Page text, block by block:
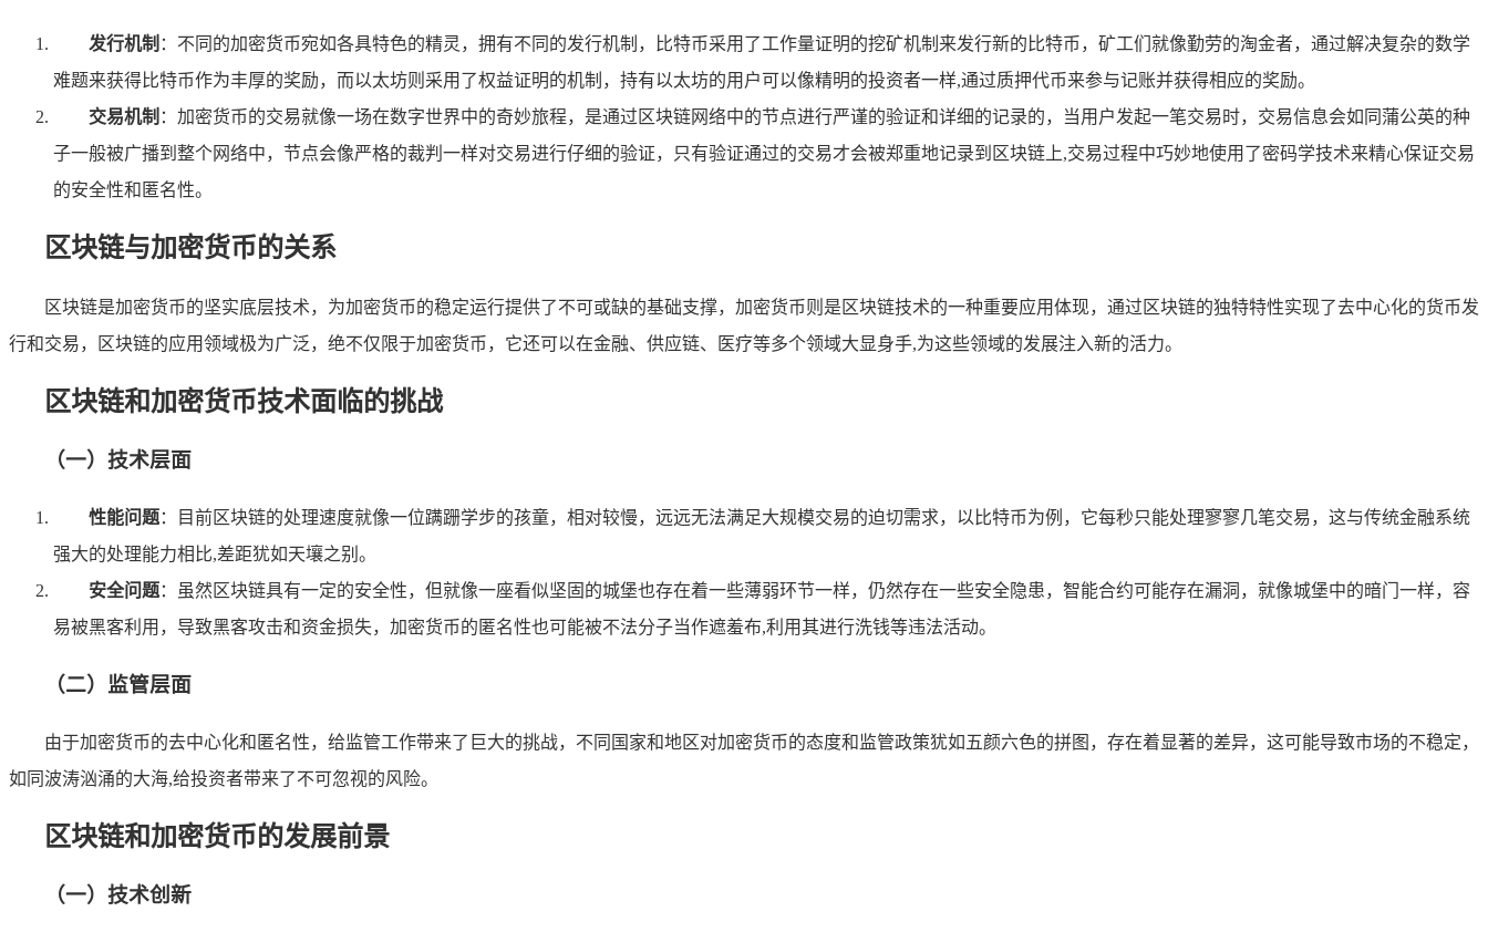
发行机制 ：不同的加密货币宛如各具特色的精灵，拥有不同的发行机制，比特币采用了工作量证明的挖矿机制来发行新的比特币，矿工们就像勤劳的淘金者，通过解决复杂的数学
难题来获得比特币作为丰厚的奖励，而以太坊则采用了权益证明的机制，持有以太坊的用户可以像精明的投资者一样,通过质押代币来参与记账并获得相应的奖励。
交易机制 ：加密货币的交易就像一场在数字世界中的奇妙旅程，是通过区块链网络中的节点进行严谨的验证和详细的记录的，当用户发起一笔交易时，交易信息会如同蒲公英的种
子一般被广播到整个网络中，节点会像严格的裁判一样对交易进行仔细的验证，只有验证通过的交易才会被郑重地记录到区块链上,交易过程中巧妙地使用了密码学技术来精心保证交易
的安全性和匿名性。
区块链与加密货币的关系
区块链是加密货币的坚实底层技术，为加密货币的稳定运行提供了不可或缺的基础支撑，加密货币则是区块链技术的一种重要应用体现，通过区块链的独特特性实现了去中心化的货币发
行和交易，区块链的应用领域极为广泛，绝不仅限于加密货币，它还可以在金融、供应链、医疗等多个领域大显身手,为这些领域的发展注入新的活力。
区块链和加密货币技术面临的挑战
（一）技术层面
性能问题：目前区块链的处理速度就像一位蹒跚学步的孩童，相对较慢，远远无法满足大规模交易的迫切需求，以比特币为例，它每秒只能处理寥寥几笔交易，这与传统金融系统
强大的处理能力相比,差距犹如天壤之别。
安全问题：虽然区块链具有一定的安全性，但就像一座看似坚固的城堡也存在着一些薄弱环节一样，仍然存在一些安全隐患，智能合约可能存在漏洞，就像城堡中的暗门一样，容
易被黑客利用，导致黑客攻击和资金损失，加密货币的匿名性也可能被不法分子当作遮羞布,利用其进行洗钱等违法活动。
（二）监管层面
由于加密货币的去中心化和匿名性，给监管工作带来了巨大的挑战，不同国家和地区对加密货币的态度和监管政策犹如五颜六色的拼图，存在着显著的差异，这可能导致市场的不稳定，
如同波涛汹涌的大海,给投资者带来了不可忽视的风险。
区块链和加密货币的发展前景
（一）技术创新